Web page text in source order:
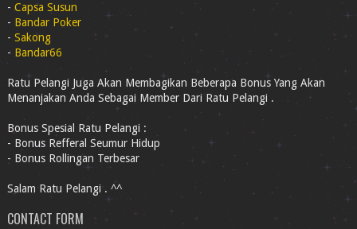
- Capsa Susun
- Bandar Poker
- Sakong
- Bandar66
Ratu Pelangi Juga Akan Membagikan Beberapa Bonus Yang Akan
Menanjakan Anda Sebagai Member Dari Ratu Pelangi .
Bonus Spesial Ratu Pelangi :
- Bonus Refferal Seumur Hidup
- Bonus Rollingan Terbesar
Salam Ratu Pelangi . ^^
CONTACT FORM